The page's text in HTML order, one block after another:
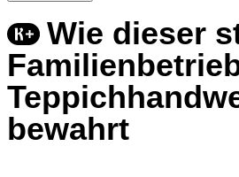
Wie dieser
bewahrt